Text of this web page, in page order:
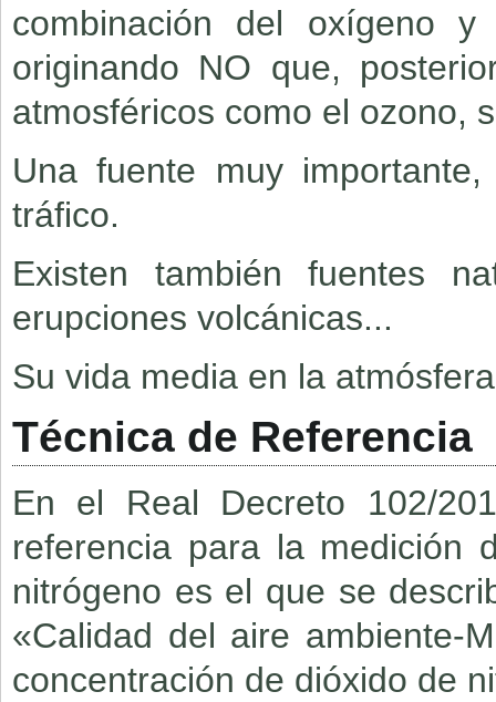
combinación del oxígeno
originando NO que,
atmosféricos como el ozono,
Una fuente muy
tráfico.
Existen también fuentes
erupciones volcánicas...
Su vida media en la
Técnica de Referencia
En el Real Decreto 102/
referencia para la medición
nitrógeno es el que se
«Calidad del aire ambiente-
concentración de dióxido de